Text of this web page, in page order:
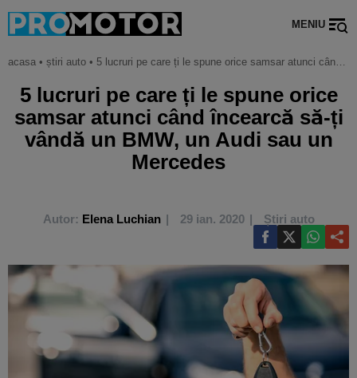
MENIU
acasa • știri auto • 5 lucruri pe care ți le spune orice samsar atunci când încearcă să-ți vândă un bmw, un audi sau un mercedes
5 lucruri pe care ți le spune orice
samsar atunci când încearcă să-ți
vândă un BMW, un Audi sau un
Mercedes
Autor: Elena Luchian 29 ian. 2020 Știri auto